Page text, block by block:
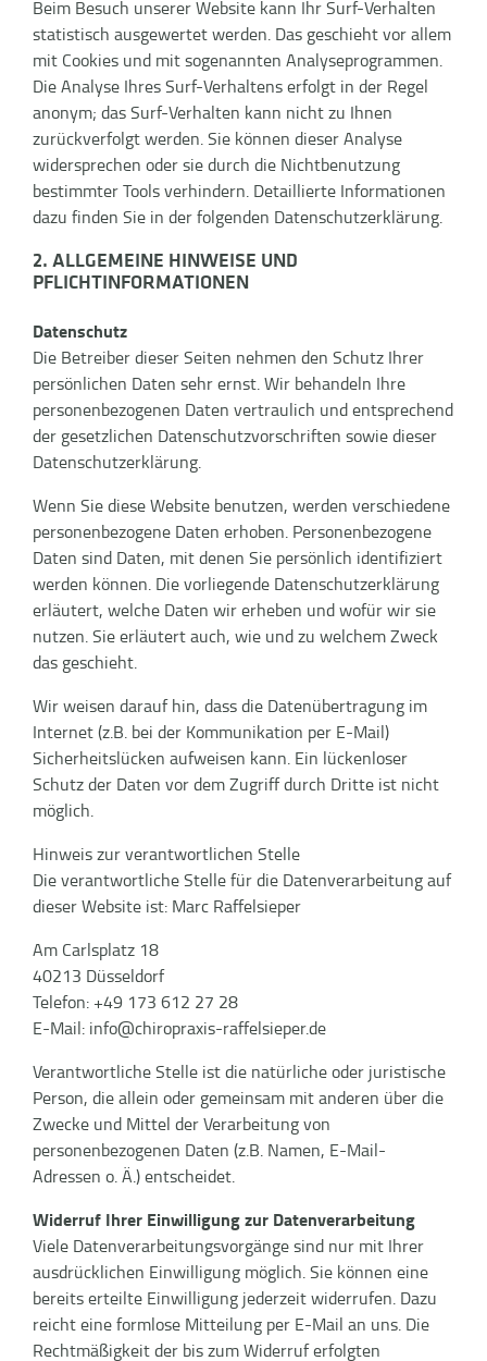
Beim Besuch unserer Website kann Ihr Surf-Verhalten
statistisch ausgewertet werden. Das geschieht vor allem
mit Cookies und mit sogenannten Analyseprogrammen.
Die Analyse Ihres Surf-Verhaltens erfolgt in der Regel
anonym; das Surf-Verhalten kann nicht zu Ihnen
zurückverfolgt werden. Sie können dieser Analyse
widersprechen oder sie durch die Nichtbenutzung
bestimmter Tools verhindern. Detaillierte Informationen
dazu finden Sie in der folgenden Datenschutzerklärung.
2. ALLGEMEINE HINWEISE UND
PFLICHTINFORMATIONEN
Datenschutz
Die Betreiber dieser Seiten nehmen den Schutz Ihrer
persönlichen Daten sehr ernst. Wir behandeln Ihre
personenbezogenen Daten vertraulich und entsprechend
der gesetzlichen Datenschutzvorschriften sowie dieser
Datenschutzerklärung.
Wenn Sie diese Website benutzen, werden verschiedene
personenbezogene Daten erhoben. Personenbezogene
Daten sind Daten, mit denen Sie persönlich identifiziert
werden können. Die vorliegende Datenschutzerklärung
erläutert, welche Daten wir erheben und wofür wir sie
nutzen. Sie erläutert auch, wie und zu welchem Zweck
das geschieht.
Wir weisen darauf hin, dass die Datenübertragung im
Internet (z.B. bei der Kommunikation per E-Mail)
Sicherheitslücken aufweisen kann. Ein lückenloser
Schutz der Daten vor dem Zugriff durch Dritte ist nicht
möglich.
Hinweis zur verantwortlichen Stelle
Die verantwortliche Stelle für die Datenverarbeitung auf
dieser Website ist: Marc Raffelsieper
Am Carlsplatz 18
40213 Düsseldorf
Telefon: +49 173 612 27 28
E-Mail: info@chiropraxis-raffelsieper.de
Verantwortliche Stelle ist die natürliche oder juristische
Person, die allein oder gemeinsam mit anderen über die
Zwecke und Mittel der Verarbeitung von
personenbezogenen Daten (z.B. Namen, E-Mail-
Adressen o. Ä.) entscheidet.
Widerruf Ihrer Einwilligung zur Datenverarbeitung
Viele Datenverarbeitungsvorgänge sind nur mit Ihrer
ausdrücklichen Einwilligung möglich. Sie können eine
bereits erteilte Einwilligung jederzeit widerrufen. Dazu
reicht eine formlose Mitteilung per E-Mail an uns. Die
Rechtmäßigkeit der bis zum Widerruf erfolgten